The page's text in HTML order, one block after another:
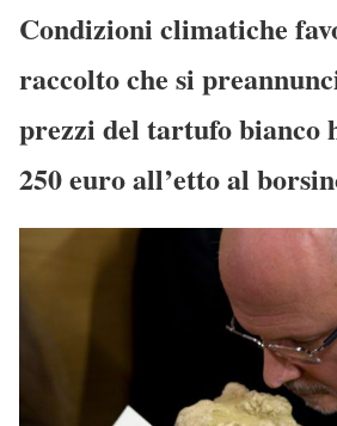
Condizioni climatiche
raccolto che si
prezzi del tartufo bianco
250 euro all’etto al